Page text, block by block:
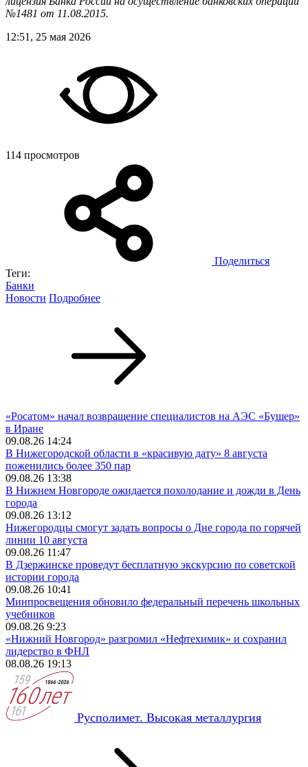
№1481 от 11.08.2015.
12:51, 25 мая 2026
114 просмотров
Поделиться
Теги:
Банки
Новости Подробнее
«Росатом» начал возвращение специалистов на АЭС «Бушер»
в Иране
09.08.26 14:24
В Нижегородской области в «красивую дату» 8 августа
поженились более 350 пар
09.08.26 13:38
В Нижнем Новгороде ожидается похолодание и дожди в День
города
09.08.26 13:12
Нижегородцы смогут задать вопросы о Дне города по горячей
линии 10 августа
09.08.26 11:47
В Дзержинске проведут бесплатную экскурсию по советской
истории города
09.08.26 10:41
Минпросвещения обновило федеральный перечень школьных
учебников
09.08.26 9:23
«Нижний Новгород» разгромил «Нефтехимик» и сохранил
лидерство в ФНЛ
08.08.26 19:13
Русполимет. Высокая металлургия